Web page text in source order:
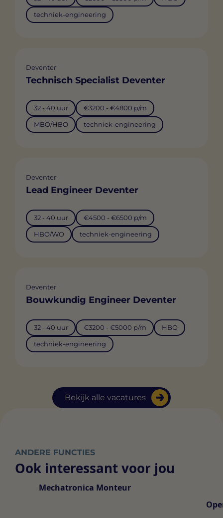
Bekijk alle vacatures
techniek-engineering
Deventer
Technisch Specialist Deventer
32 - 40 uur €3200 - €4800 p/m
MBO/HBO techniek-engineering
Deventer
Lead Engineer Deventer
32 - 40 uur €4500 - €6500 p/m
HBO/WO techniek-engineering
Deventer
Bouwkundig Engineer Deventer
32 - 40 uur €3200 - €5000 p/m HBO
techniek-engineering
ANDERE FUNCTIES
Ook interessant voor jou
Mechatronica Monteur